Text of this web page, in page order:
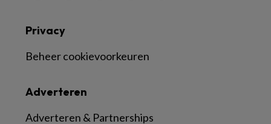
Adverteren
Adverteren & Partnerships
Privacy
Beheer cookievoorkeuren